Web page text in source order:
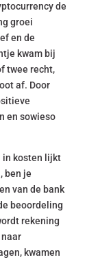
de
groei
en de
kwam bij
twee recht,
af. Door
en sowieso
in kosten lijkt
ben je
van de bank
beoordeling
rekening
kwamen